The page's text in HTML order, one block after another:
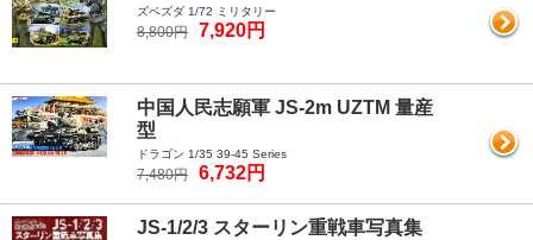
ズベズダ 1/72 ミリタリー
8,800円 7,920円
中国人民志願軍 JS-2m UZTM 量産
型
ドラゴン 1/35 39-45 Series
7,480円 6,732円
JS-1/2/3 スターリン重戦車写真集